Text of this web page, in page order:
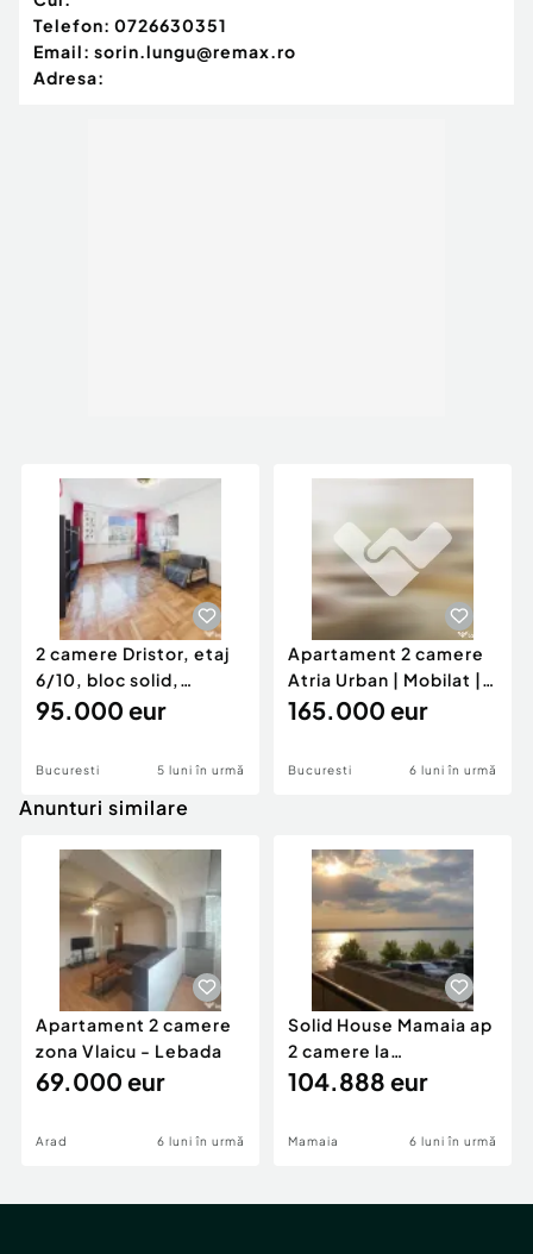
Telefon: 0726630351
Email: sorin.lungu@remax.ro
Adresa:
2 camere Dristor, etaj
6/10, bloc solid,
metrou, luminos ...
95.000 eur
Bucuresti 5 luni în urmă
Apartament 2 camere
Atria Urban | Mobilat |
Loc de parcar...
165.000 eur
Bucuresti 6 luni în urmă
Anunturi similare
Apartament 2 camere
zona Vlaicu - Lebada
69.000 eur
Arad 6 luni în urmă
Solid House Mamaia ap
2 camere la
cheie,langa Mega
104.888 eur
Mamaia 6 luni în urmă